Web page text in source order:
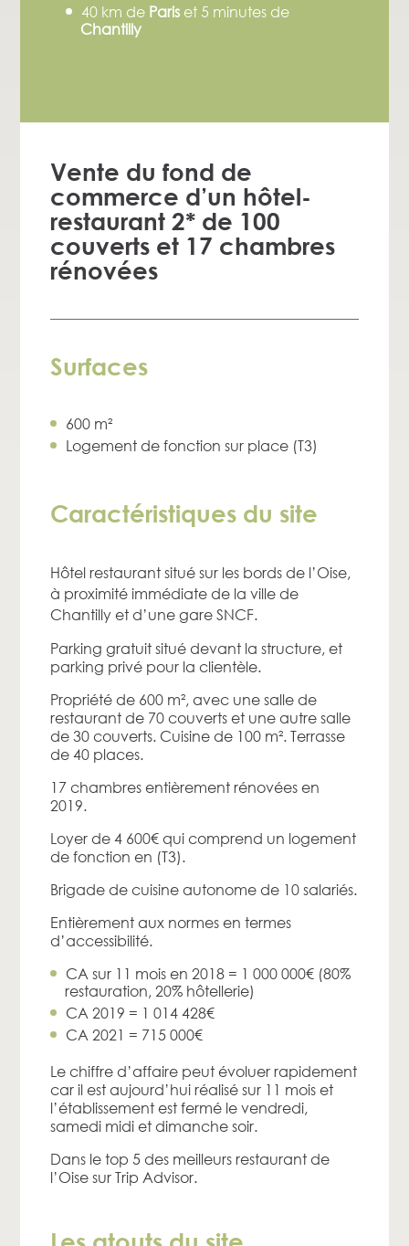
40 km de Paris et 5 minutes de
Chantilly
Vente du fond de
commerce d’un hôtel-
restaurant 2* de 100
couverts et 17 chambres
rénovées
Surfaces
600 m²
Logement de fonction sur place (T3)
Caractéristiques du site
Hôtel restaurant situé sur les bords de l’Oise,
à proximité immédiate de la ville de
Chantilly et d’une gare SNCF.
Parking gratuit situé devant la structure, et
parking privé pour la clientèle.
Propriété de 600 m², avec une salle de
restaurant de 70 couverts et une autre salle
de 30 couverts. Cuisine de 100 m². Terrasse
de 40 places.
17 chambres entièrement rénovées en
2019.
Loyer de 4 600€ qui comprend un logement
de fonction en (T3).
Brigade de cuisine autonome de 10 salariés.
Entièrement aux normes en termes
d’accessibilité.
CA sur 11 mois en 2018 = 1 000 000€ (80%
restauration, 20% hôtellerie)
CA 2019 = 1 014 428€
CA 2021 = 715 000€
Le chiffre d’affaire peut évoluer rapidement
car il est aujourd’hui réalisé sur 11 mois et
l’établissement est fermé le vendredi,
samedi midi et dimanche soir.
Dans le top 5 des meilleurs restaurant de
l’Oise sur Trip Advisor.